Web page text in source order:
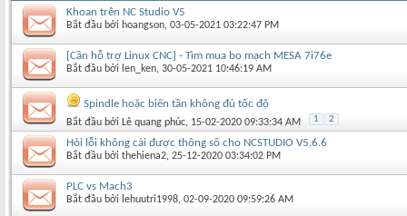
Khoan trên NC Studio V5
Bắt đầu bởi hoangson‎, 03-05-2021 03:22:47 PM
[Cần hỗ trợ Linux CNC] - Tìm mua bo mạch MESA 7i76e
Bắt đầu bởi len_ken‎, 30-05-2021 10:46:19 AM
Spindle hoặc biến tần không đủ tốc độ
Bắt đầu bởi Lê quang phúc‎, 15-02-2020 09:33:34 AM 1 2
Hỏi lỗi không cài được thông số cho NCSTUDIO V5.6.6
Bắt đầu bởi thehiena2‎, 25-12-2020 03:34:02 PM
PLC vs Mach3
Bắt đầu bởi lehuutri1998‎, 02-09-2020 09:59:26 AM